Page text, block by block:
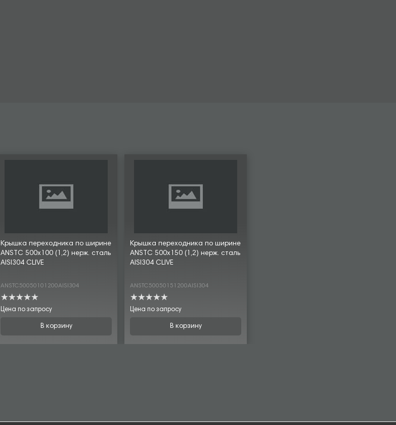
Крышка переходника по ширине
ANSTC 500х100 (1,2) нерж. сталь
AISI304 CLIVE
ANSTC50050101200AISI304
Цена по запросу
В корзину
Крышка переходника по ширине
ANSTC 500х150 (1,2) нерж. сталь
AISI304 CLIVE
ANSTC50050151200AISI304
Цена по запросу
В корзину